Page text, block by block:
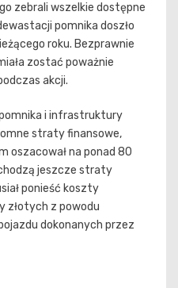
zebrali wszelkie dostępne
pomnika doszło
roku. Bezprawnie
zostać poważnie
akcji.
i infrastruktury
straty finansowe,
oszacował na ponad 80
jeszcze straty
ponieść koszty
złotych z powodu
dokonanych przez